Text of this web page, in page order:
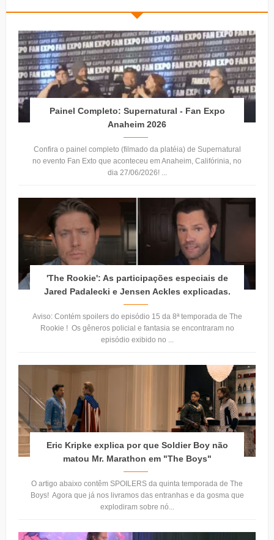
Painel Completo: Supernatural - Fan Expo
Anaheim 2026
Confira o painel completo (filmado da platéia) de Supernatural
no evento Fan Exto que aconteceu em Anaheim, Califórinia, no
dia 27/06/2026! ...
'The Rookie': As participações especiais de
Jared Padalecki e Jensen Ackles explicadas.
Aviso: Contém spoilers do episódio 15 da 8ª temporada de The
Rookie ! Os gêneros policial e fantasia se encontraram no
episódio exibido no ...
Eric Kripke explica por que Soldier Boy não
matou Mr. Marathon em "The Boys"
O artigo abaixo contêm SPOILERS da quinta temporada de The
Boys! Agora que já nos livramos das entranhas e da gosma que
explodiram sobre nó...